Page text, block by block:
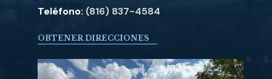
Teléfono: (816) 837-4584
OBTENER DIRECCIONES